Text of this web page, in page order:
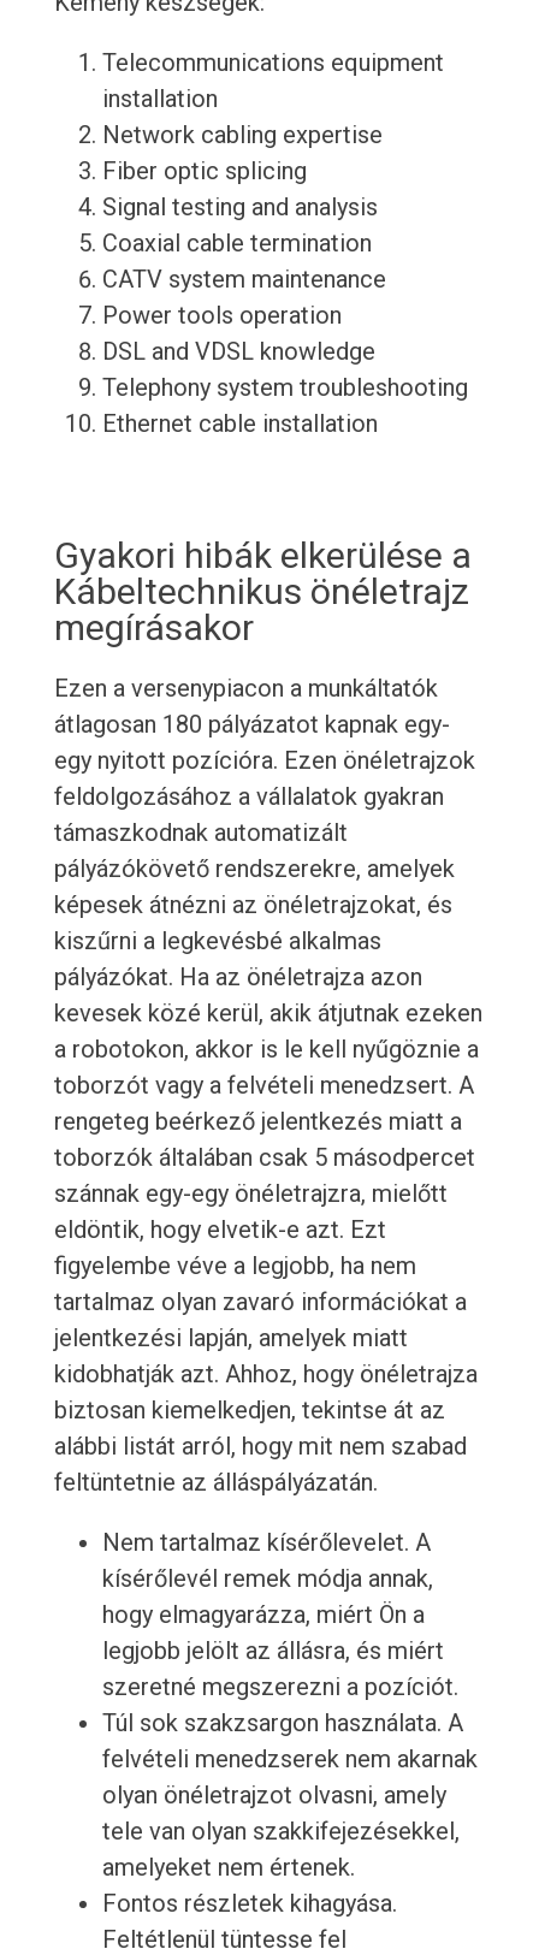
Telecommunications equipment
installation
Network cabling expertise
Fiber optic splicing
Signal testing and analysis
Coaxial cable termination
CATV system maintenance
Power tools operation
DSL and VDSL knowledge
Telephony system troubleshooting
Ethernet cable installation
Gyakori hibák elkerülése a
Kábeltechnikus önéletrajz
megírásakor
Ezen a versenypiacon a munkáltatók
átlagosan 180 pályázatot kapnak egy-
egy nyitott pozícióra. Ezen önéletrajzok
feldolgozásához a vállalatok gyakran
támaszkodnak automatizált
pályázókövető rendszerekre, amelyek
képesek átnézni az önéletrajzokat, és
kiszűrni a legkevésbé alkalmas
pályázókat. Ha az önéletrajza azon
kevesek közé kerül, akik átjutnak ezeken
a robotokon, akkor is le kell nyűgöznie a
toborzót vagy a felvételi menedzsert. A
rengeteg beérkező jelentkezés miatt a
toborzók általában csak 5 másodpercet
szánnak egy-egy önéletrajzra, mielőtt
eldöntik, hogy elvetik-e azt. Ezt
figyelembe véve a legjobb, ha nem
tartalmaz olyan zavaró információkat a
jelentkezési lapján, amelyek miatt
kidobhatják azt. Ahhoz, hogy önéletrajza
biztosan kiemelkedjen, tekintse át az
alábbi listát arról, hogy mit nem szabad
feltüntetnie az álláspályázatán.
Nem tartalmaz kísérőlevelet. A
kísérőlevél remek módja annak,
hogy elmagyarázza, miért Ön a
legjobb jelölt az állásra, és miért
szeretné megszerezni a pozíciót.
Túl sok szakzsargon használata. A
felvételi menedzserek nem akarnak
olyan önéletrajzot olvasni, amely
tele van olyan szakkifejezésekkel,
amelyeket nem értenek.
Fontos részletek kihagyása.
Feltétlenül tüntesse fel